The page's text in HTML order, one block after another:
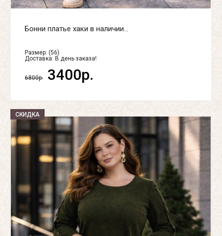
Бонни платье хаки в наличии...
Размер: (56)
Доставка: В день заказа!
6800р. 3400р.
СКИДКА